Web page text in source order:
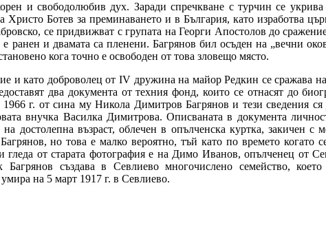
и свободолюбив дух. Заради спречкване с турчин се
Христо Ботев за преминаването и в България, като
се придвижват с групата на Георги Апостолов до
ранен и двамата са пленени. ​​​​​​​​​​Багрянов бил осъден на „вечни
кога точно е освободен от това зловещо място.
и като доброволец от ІV дружина на майор Редкин се
два документа от техния фонд, които се отнасят до
1966 г. от сина му Никола Димитров Багрянов и тези
внучка Василка Димитрова. Описваната в документа
достолепна възраст, облечен в опълченска куртка, закичен с
но това е малко вероятно, тъй като по времето когато
от старата фотография е на Димо Иванов, опълченец от
Багрянов създава в Севлиево многочислено семейство,
на 5 март 1917 г. в Севлиево.​​​​​​​